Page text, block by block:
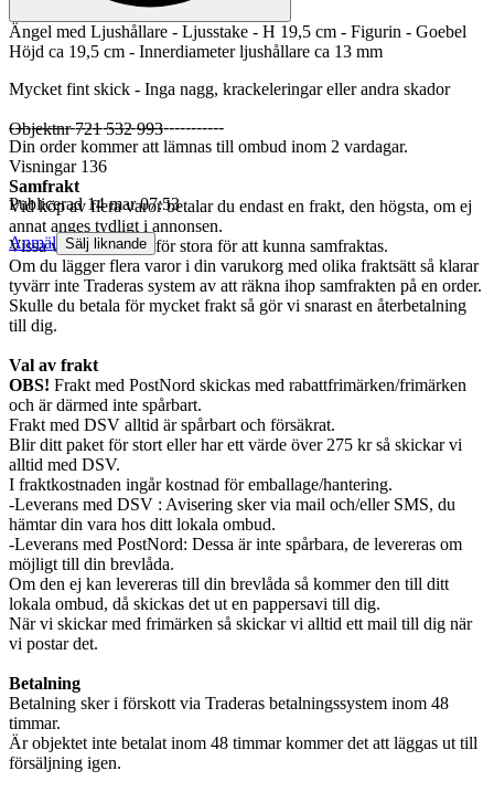
Ängel med Ljushållare - Ljusstake - H 19,5 cm - Figurin - Goebel
Höjd ca 19,5 cm - Innerdiameter ljushållare ca 13 mm
Mycket fint skick - Inga nagg, krackeleringar eller andra skador
---------------------------------------
Din order kommer att lämnas till ombud inom 2 vardagar.
Samfrakt
Vid köp av flera varor betalar du endast en frakt, den högsta, om ej
annat anges tydligt i annonsen.
Vissa varor kan vara för stora för att kunna samfraktas.
Om du lägger flera varor i din varukorg med olika fraktsätt så klarar
tyvärr inte Traderas system av att räkna ihop samfrakten på en order.
Skulle du betala för mycket frakt så gör vi snarast en återbetalning
till dig.
Val av frakt
OBS! Frakt med PostNord skickas med rabattfrimärken/frimärken
och är därmed inte spårbart.
Frakt med DSV alltid är spårbart och försäkrat.
Blir ditt paket för stort eller har ett värde över 275 kr så skickar vi
alltid med DSV.
I fraktkostnaden ingår kostnad för emballage/hantering.
-Leverans med DSV : Avisering sker via mail och/eller SMS, du
hämtar din vara hos ditt lokala ombud.
-Leverans med PostNord: Dessa är inte spårbara, de levereras om
möjligt till din brevlåda.
Om den ej kan levereras till din brevlåda så kommer den till ditt
lokala ombud, då skickas det ut en pappersavi till dig.
När vi skickar med frimärken så skickar vi alltid ett mail till dig när
vi postar det.
Betalning
Betalning sker i förskott via Traderas betalningssystem inom 48
timmar.
Är objektet inte betalat inom 48 timmar kommer det att läggas ut till
försäljning igen.
Objektnr 721 532 993
Visningar 136
Publicerad 14 mar 07:53
Anmäl Sälj liknande